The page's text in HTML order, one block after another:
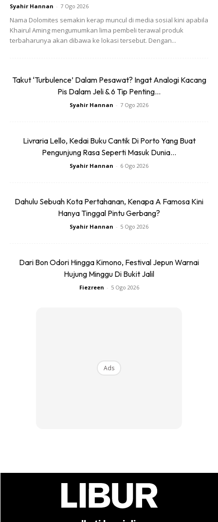
6.Kene target dari pagi sampai malam. Pagi untuk cover
attraction +tengok parade and performance dan malam
7.Jangan beratur di attraction yang ada fastpas!!!!!beratur
di attraction yang tiada fast pass. Anggaran beratur di
tempat yang ada fast pass dalam sejam ke 2 jam
2hours to 2.5 hours sebelum boleh digunakan untuk the next
Syahir Hannan - 7 Ogo 2026
Nama Dolomites semakin kerap muncul di media sosial kini apabila
Khairul Aming mengumumkan lima pembeli terawal produk
terbaharunya akan dibawa ke lokasi tersebut. Dengan...
Takut ‘Turbulence’ Dalam Pesawat? Ingat Analogi Kacang
Pis Dalam Jeli & 6 Tip Penting...
Syahir Hannan - 7 Ogo 2026
Livraria Lello, Kedai Buku Cantik Di Porto Yang Buat
Pengunjung Rasa Seperti Masuk Dunia...
Syahir Hannan - 6 Ogo 2026
Dahulu Sebuah Kota Pertahanan, Kenapa A Famosa Kini
Hanya Tinggal Pintu Gerbang?
Syahir Hannan - 5 Ogo 2026
Dari Bon Odori Hingga Kimono, Festival Jepun Warnai
Hujung Minggu Di Bukit Jalil
Fiezreen - 5 Ogo 2026
Ads